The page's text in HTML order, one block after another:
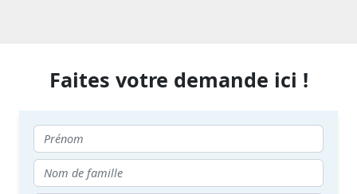
Faites votre demande ici !